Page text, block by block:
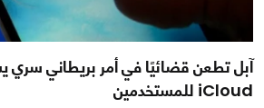
آبل تطعن قضائيًا في أمر بريطاني
iCloud للمستخدمين